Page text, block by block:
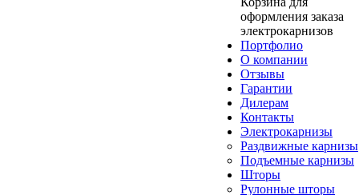
оформления заказа
электрокарнизов
Портфолио
О компании
Отзывы
Гарантии
Дилерам
Контакты
Электрокарнизы
Раздвижные карнизы
Подъемные карнизы
Шторы
Рулонные шторы